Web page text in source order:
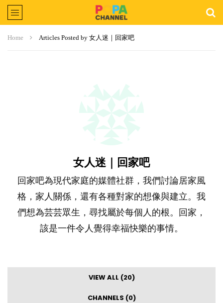
Home Articles Posted by 女人迷｜回家吧
女人迷｜回家吧
回家吧為現代家庭的媒體社群，我們討論居家風
格，家人關係，還有各種對家的想像與建立。我
們想為芸芸眾生，尋找屬於每個人的根。回家，
該是一件令人覺得幸福快樂的事情。
VIEW ALL (20)
CHANNELS (0)